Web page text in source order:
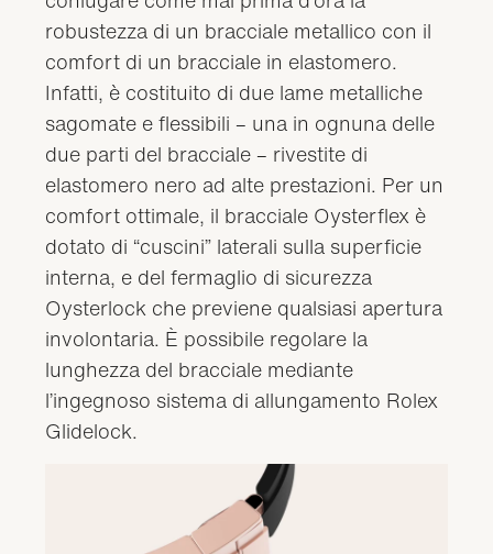
robustezza di un bracciale metallico con il
comfort di un bracciale in elastomero.
Infatti, è costituito di due lame metalliche
sagomate e flessibili – una in ognuna delle
due parti del bracciale – rivestite di
elastomero nero ad alte prestazioni. Per un
comfort ottimale, il bracciale Oysterflex è
dotato di “cuscini” laterali sulla superficie
interna, e del fermaglio di sicurezza
Oysterlock che previene qualsiasi apertura
involontaria. È possibile regolare la
lunghezza del bracciale mediante
l’ingegnoso sistema di allungamento Rolex
Glidelock.